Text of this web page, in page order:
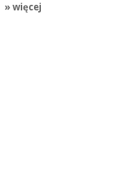
» więcej